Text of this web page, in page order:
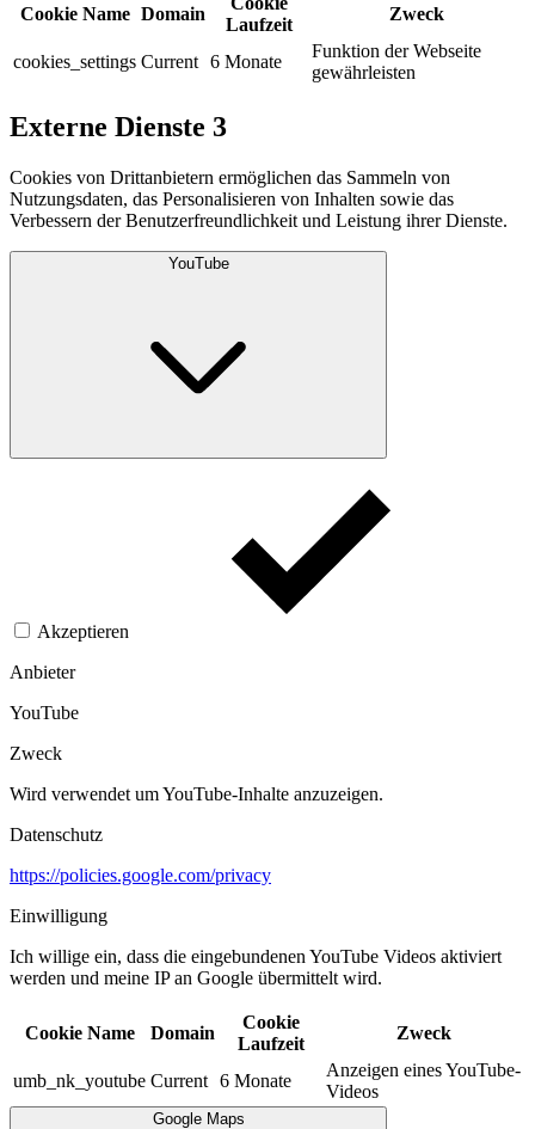
Cookie Name Domain
Laufzeit
Zweck
cookies_settings Current 6 Monate
Funktion der Webseite
gewährleisten
Externe Dienste 3
Cookies von Drittanbietern ermöglichen das Sammeln von
Nutzungsdaten, das Personalisieren von Inhalten sowie das
Verbessern der Benutzerfreundlichkeit und Leistung ihrer Dienste.
YouTube
Akzeptieren
Anbieter
YouTube
Zweck
Wird verwendet um YouTube-Inhalte anzuzeigen.​
Datenschutz
https://policies.google.com/privacy
Einwilligung
Ich willige ein, dass die eingebundenen YouTube Videos aktiviert
werden und meine IP an Google übermittelt wird.​
Cookie Name Domain
Cookie
Laufzeit
Zweck
umb_nk_youtube Current 6 Monate
Anzeigen eines YouTube-
Videos
Google Maps